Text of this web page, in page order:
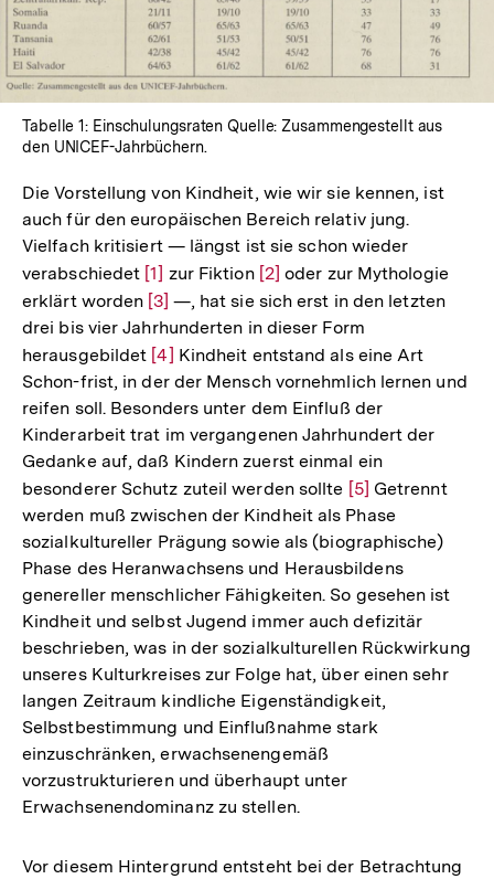
Tabelle 1: Einschulungsraten Quelle: Zusammengestellt aus
den UNICEF-Jahrbüchern.
Die Vorstellung von Kindheit, wie wir sie kennen, ist
auch für den europäischen Bereich relativ jung.
Vielfach kritisiert — längst ist sie schon wieder
verabschiedet Zur
Auflösung
der
Fußnote
[1] zur Fiktion Zur
Auflösung
der
Fußnote
[2] oder zur Mythologie
erklärt worden Zur
Auflösung
der
Fußnote
[3] —, hat sie sich erst in den letzten
drei bis vier Jahrhunderten in dieser Form
herausgebildet Zur
Auflösung
der
Fußnote
[4] Kindheit entstand als eine Art
Schon-frist, in der der Mensch vornehmlich lernen und
reifen soll. Besonders unter dem Einfluß der
Kinderarbeit trat im vergangenen Jahrhundert der
Gedanke auf, daß Kindern zuerst einmal ein
besonderer Schutz zuteil werden sollte Zur
Auflösung
der
Fußnote
[5] Getrennt
werden muß zwischen der Kindheit als Phase
sozialkultureller Prägung sowie als (biographische)
Phase des Heranwachsens und Herausbildens
genereller menschlicher Fähigkeiten. So gesehen ist
Kindheit und selbst Jugend immer auch defizitär
beschrieben, was in der sozialkulturellen Rückwirkung
unseres Kulturkreises zur Folge hat, über einen sehr
langen Zeitraum kindliche Eigenständigkeit,
Selbstbestimmung und Einflußnahme stark
einzuschränken, erwachsenengemäß
vorzustrukturieren und überhaupt unter
Erwachsenendominanz zu stellen.
Vor diesem Hintergrund entsteht bei der Betrachtung